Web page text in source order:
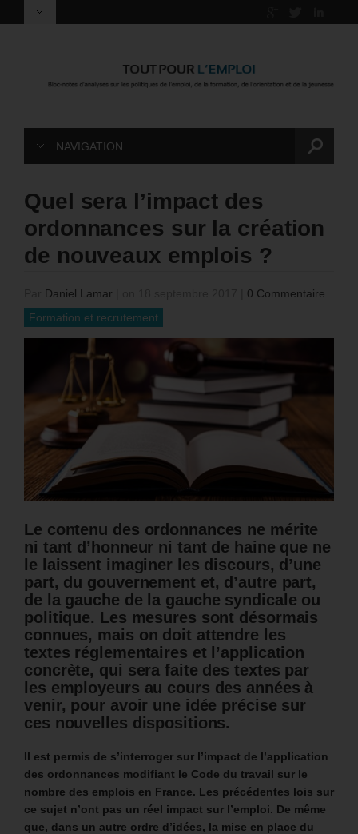
NAVIGATION
Quel sera l’impact des
ordonnances sur la création
de nouveaux emplois ?
Daniel Lamar
0 Commentaire
Formation et recrutement
Le contenu des ordonnances ne mérite
ni tant d’honneur ni tant de haine que ne
le laissent imaginer les discours, d’une
part, du gouvernement et, d’autre part,
de la gauche de la gauche syndicale ou
politique. Les mesures sont désormais
connues, mais on doit attendre les
textes réglementaires et l’application
concrète, qui sera faite des textes par
les employeurs au cours des années à
venir, pour avoir une idée précise sur
ces nouvelles dispositions.
Il est permis de s’interroger sur l’impact de l’application
des ordonnances modifiant le Code du travail sur le
nombre des emplois en France. ‎Les précédentes lois sur
ce sujet n’ont pas un réel impact sur l’emploi. De même
que, dans un autre ordre d’idées, la mise en place du